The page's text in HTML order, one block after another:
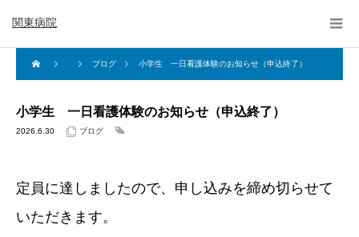
関東病院
ブログ 小学生 一日看護体験のお知らせ（申込終了）
小学生 一日看護体験のお知らせ（申込終了）
2026.6.30 ブログ
定員に達しましたので、申し込みを締め切らせて
いただきます。